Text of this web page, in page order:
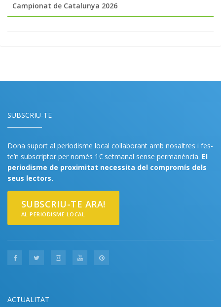
Campionat de Catalunya 2026
SUBSCRIU-TE
Dona suport al periodisme local col·laborant amb nosaltres i fes-
te’n subscriptor per només 1€ setmanal sense permanència. El
periodisme de proximitat necessita del compromís dels
seus lectors.
SUBSCRIU-TE ARA!
AL PERIODISME LOCAL
ACTUALITAT